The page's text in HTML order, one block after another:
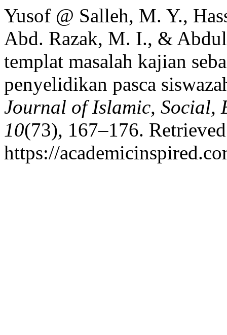
Yusof @ Salleh, M. Y.,
Abd. Razak, M. I., &
templat masalah kajian
penyelidikan pasca
Journal of Islamic, Social,
10(73), 167–176.
https://